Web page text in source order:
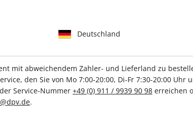
Tolle Prämien Gratis Versand
Deutschland
mit abweichendem Zahler- und Lieferland zu
den Sie von Mo 7:00-20:00, Di-Fr 7:30-20:00 Uhr
Service-Nummer +49 (0) 911 / 9939 90 98 erreichen
.